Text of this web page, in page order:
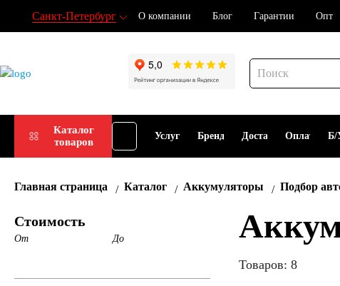
Санкт-Петербург О компании Блог Гарантии Опт
Каталог
товаров
Подбор
АКБ
Услуги Бренды Доставка Оплата Б/
Главная страница Каталог Аккумуляторы Подбор
Стоимость
От До
Товаров: 8